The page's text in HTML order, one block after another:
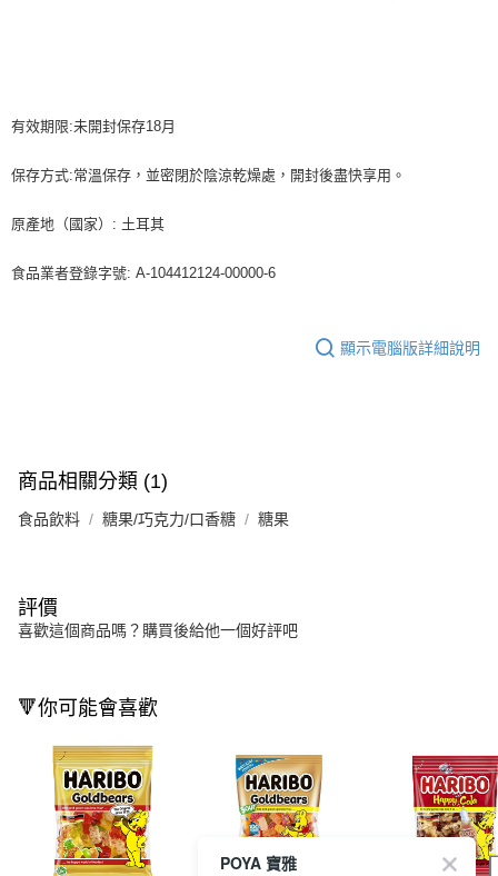
有效期限:未開封保存18月
保存方式:常溫保存，並密閉於陰涼乾燥處，開封後盡快享用。
原產地（國家）: 土耳其
食品業者登錄字號: A-104412124-00000-6
顯示電腦版詳細說明
商品相關分類 (1)
食品飲料 糖果/巧克力/口香糖 糖果
評價
喜歡這個商品嗎？購買後給他一個好評吧
🔻你可能會喜歡
POYA 寶雅